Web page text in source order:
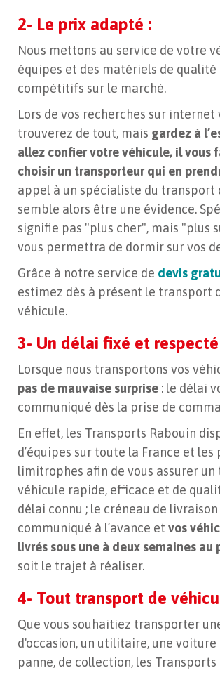
2- Le prix adapté :
Nous mettons au service de votre
équipes et des matériels de qualité
compétitifs sur le marché.
Lors de vos recherches sur internet
trouverez de tout, mais gardez à
allez confier votre véhicule, il vous
choisir un transporteur qui en
appel à un spécialiste du transport
semble alors être une évidence.
signifie pas "plus cher", mais "plus
vous permettra de dormir sur vos
Grâce à notre service de devis
estimez dès à présent le transport
véhicule.
3- Un délai fixé et
Lorsque nous transportons vos
pas de mauvaise surprise : le délai
communiqué dès la prise de
En effet, les Transports Rabouin
d’équipes sur toute la France et les
limitrophes afin de vous assurer
véhicule rapide, efficace et de
délai connu ; le créneau de livraison
communiqué à l’avance et vos
livrés sous une à deux semaines au
soit le trajet à réaliser.
4- Tout transport de
Que vous souhaitiez transporter
d'occasion, un utilitaire, une voiture
panne, de collection, les